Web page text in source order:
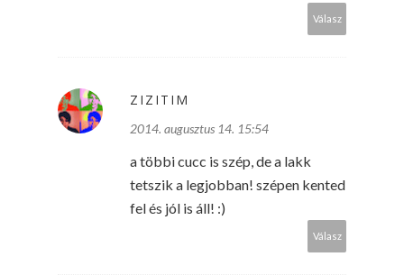
Válasz
ZIZITIM
2014. augusztus 14. 15:54
a többi cucc is szép, de a lakk
tetszik a legjobban! szépen kented
fel és jól is áll! :)
Válasz